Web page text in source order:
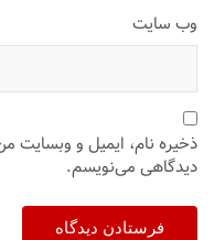
وب‌ سایت
ذخیره نام، ایمیل و وبسایت
دیدگاهی می‌نویسم.